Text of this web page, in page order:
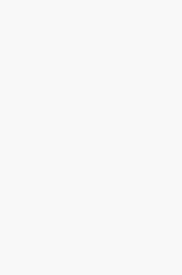
thường ngày.
xấu cho
chính: cao nhất là
Ngọc Đường hoàng